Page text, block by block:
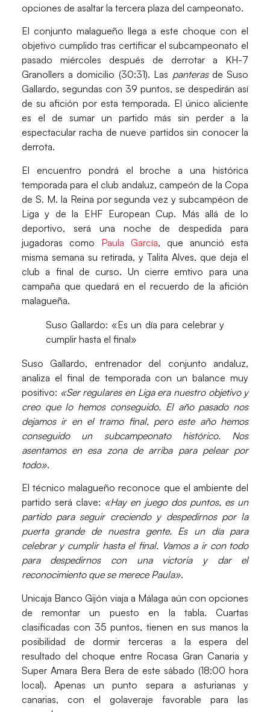
opciones de asaltar la tercera plaza del campeonato.
El conjunto malagueño llega a este choque con el
objetivo cumplido tras certificar el subcampeonato el
pasado miércoles después de derrotar a KH-7
Granollers a domicilio (30:31). Las panteras deSuso
Gallardo, segundas con 39 puntos, se despedirán así
de su afición por esta temporada. El único aliciente
es el de sumar un partido más sin perder a la
espectacular racha de nueve partidos sin conocer la
derrota.
El encuentro pondrá el broche a una histórica
temporada para el club andaluz, campeón de la Copa
de S. M. la Reina por segunda vez y subcampéon de
Liga y de la EHF European Cup. Más allá de lo
deportivo, será una noche de despedida para
jugadoras como Paula García, que anunció esta
misma semana su retirada, yTalita Alves, que deja el
club a final de curso. Un cierre emtivo para una
campaña que quedará en el recuerdo de la afición
malagueña.
Suso Gallardo: «Es un día para celebrar y
cumplir hasta el final»
Suso Gallardo, entrenador del conjunto andaluz,
analiza el final de temporada con un balance muy
positivo: «Ser regulares en Liga era nuestro objetivo y
creo que lo hemos conseguido. El año pasado nos
dejamos ir en el tramo final, pero este año hemos
conseguido un subcampeonato histórico. Nos
asentamos en esa zona de arriba para pelear por
todo».
El técnico malagueño reconoce que el ambiente del
partido será clave: «Hay en juego dos puntos, es un
partido para seguir creciendo y despedirnos por la
puerta grande de nuestra gente. Es un día para
celebrar y cumplir hasta el final. Vamos a ir con todo
para despedirnos con una victoria y dar el
reconocimiento que se merece Paula».
Unicaja Banco Gijón viaja a Málaga aún con opciones
de remontar un puesto en la tabla. Cuartas
clasificadas con 35 puntos, tienen en sus manos la
posibilidad de dormir terceras a la espera del
resultado del choque entre Rocasa Gran Canaria y
Super Amara Bera Bera de este sábado (18:00 hora
local). Apenas un punto separa a asturianas y
canarias, con el golaveraje favorable para las